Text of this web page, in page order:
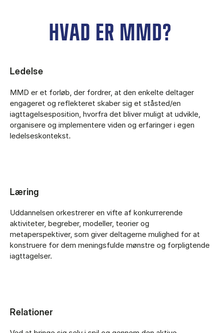
HVAD ER MMD?
Ledelse
MMD er et forløb, der fordrer, at den enkelte deltager
engageret og reflekteret skaber sig et ståsted/en
iagttagelsesposition, hvorfra det bliver muligt at udvikle,
organisere og implementere viden og erfaringer i egen
ledelseskontekst.
Læring
Uddannelsen orkestrerer en vifte af konkurrerende
aktiviteter, begreber, modeller, teorier og
metaperspektiver, som giver deltagerne mulighed for at
konstruere for dem meningsfulde mønstre og forpligtende
iagttagelser.
Relationer